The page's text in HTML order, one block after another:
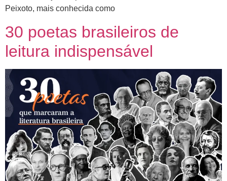
Peixoto, mais conhecida como
30 poetas brasileiros de
leitura indispensável